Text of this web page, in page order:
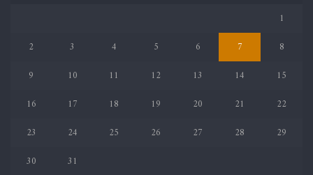
1
2
3 4 5 6 7
8
9
10 11 12 13 14
15
16
17 18 19 20 21
22
23
24 25 26 27 28
29
30
31